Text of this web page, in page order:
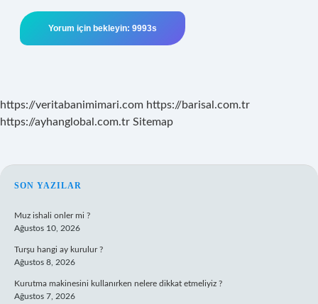
https://veritabanimimari.com https://barisal.com.tr
https://ayhanglobal.com.tr Sitemap
SIDEBAR
SON YAZILAR
Muz ishali onler mi ?
Ağustos 10, 2026
Turşu hangi ay kurulur ?
Ağustos 8, 2026
Kurutma makinesini kullanırken nelere dikkat etmeliyiz ?
Ağustos 7, 2026